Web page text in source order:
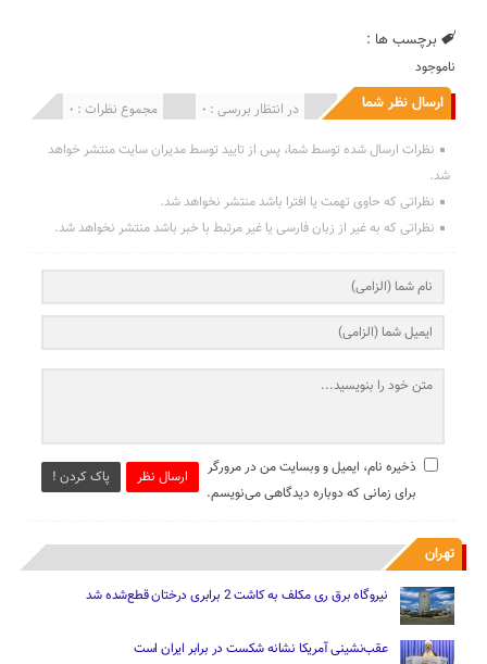
برچسب ها :
ناموجود
ارسال نظر شما مجموع نظرات : 0 در انتظار بررسی : 0 انتشار یافته : 0
نظرات ارسال شده توسط شما، پس از تایید توسط مدیران سایت منتشر خواهد
شد.
نظراتی که حاوی تهمت یا افترا باشد منتشر نخواهد شد.
نظراتی که به غیر از زبان فارسی یا غیر مرتبط با خبر باشد منتشر نخواهد شد.
ارسال نظر پاک کردن !
ذخیره نام، ایمیل و وبسایت من در مرورگر
برای زمانی که دوباره دیدگاهی می‌نویسم.
تهران
نیروگاه برق ری مکلف به کاشت 2 برابری درختان قطع‌شده شد
عقب‌نشینی آمریکا نشانه شکست در برابر ایران است